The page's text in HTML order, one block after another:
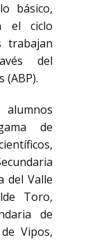
básico,
el ciclo
trabajan
del
(ABP).
de
del Valle
Toro,
de
Vipos,